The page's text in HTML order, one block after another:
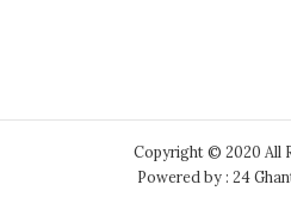
Copyright © 2020 All
Powered by : 24